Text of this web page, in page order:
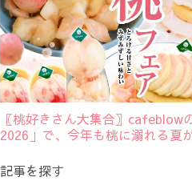
〖桃好きさん大集合〗cafeblow
2026」で、今年も桃に溺れる夏
記事を探す